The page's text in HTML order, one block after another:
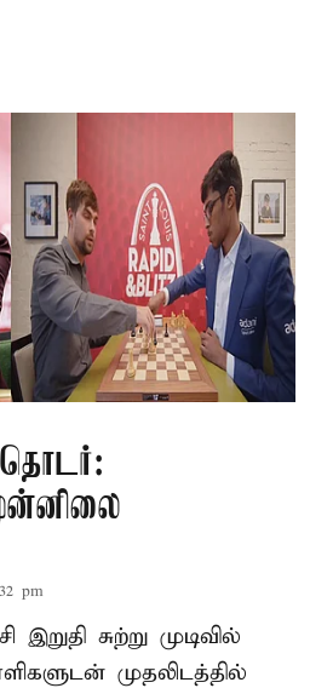
pm
இறுதி சுற்று முடிவில்
முதலிடத்தில்